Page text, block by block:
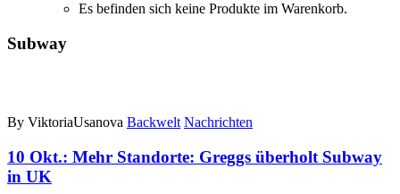
Es befinden sich keine Produkte im Warenkorb.
Subway
By ViktoriaUsanova Backwelt Nachrichten
10 Okt.: Mehr Standorte: Greggs überholt Subway
in UK